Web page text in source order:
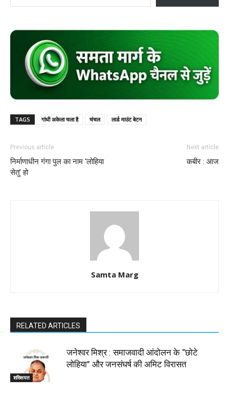
TAGS गांधी अकेला चला है चंचल लार्ड माउंट बेटन
Previous article
निर्माणाधीन गंगा पुल का नाम ‘लोहिया
सेतु’ हो
Next article
कबीर : आज
Samta Marg
RELATED ARTICLES
शख्सियत
जनेश्वर मिश्र : समाजवादी आंदोलन के “छोटे
लोहिया” और जनसंघर्ष की अमिट विरासत